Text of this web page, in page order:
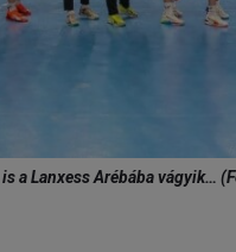
a Lanxess Arébába vágyik…